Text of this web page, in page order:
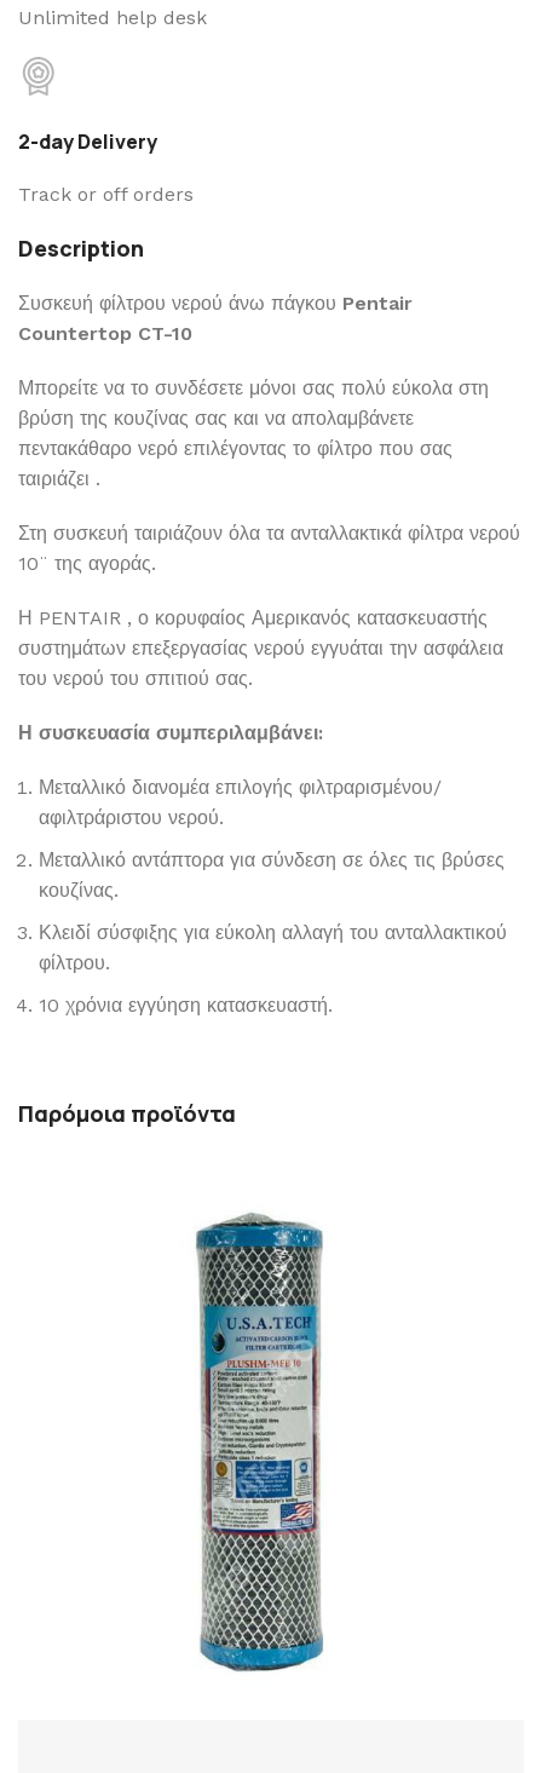
Unlimited help desk
2-day Delivery
Track or off orders
Description
Συσκευή φίλτρου νερού άνω πάγκου Pentair
Countertop CT-10
Μπορείτε να το συνδέσετε μόνοι σας πολύ εύκολα στη
βρύση της κουζίνας σας και να απολαμβάνετε
πεντακάθαρο νερό επιλέγοντας το φίλτρο που σας
ταιριάζει .
Στη συσκευή ταιριάζουν όλα τα ανταλλακτικά φίλτρα νερού
10¨ της αγοράς.
Η PENTAIR , ο κορυφαίος Αμερικανός κατασκευαστής
συστημάτων επεξεργασίας νερού εγγυάται την ασφάλεια
του νερού του σπιτιού σας.
Η συσκευασία συμπεριλαμβάνει:
Μεταλλικό διανομέα επιλογής φιλτραρισμένου/
αφιλτράριστου νερού.
Μεταλλικό αντάπτορα για σύνδεση σε όλες τις βρύσες
κουζίνας.
Κλειδί σύσφιξης για εύκολη αλλαγή του ανταλλακτικού
φίλτρου.
10 χρόνια εγγύηση κατασκευαστή.
Παρόμοια προϊόντα